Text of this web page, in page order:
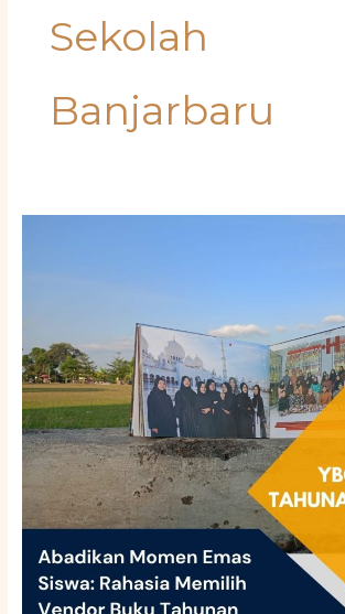
Sekolah
Banjarbaru
Memilih
Vendor
Buku
Tahunan
Sekolah
Banjarbaru
yang
Estetik
dan
Berkualitas